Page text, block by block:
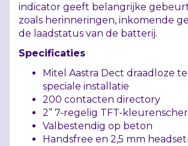
indicator geeft belangrijke
zoals herinneringen, inkomende
de laadstatus van de batterij.
Specificaties
Mitel Aastra Dect draadloze
speciale installatie
200 contacten directory
2” 7-regelig TFT-
Valbestendig op beton
Handsfree en 2,5 mm